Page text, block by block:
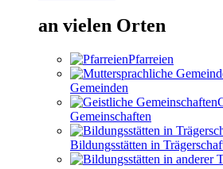
an vielen Orten
Pfarreien
Gemeinden
Gemeinschaften
Bildungsstätten in